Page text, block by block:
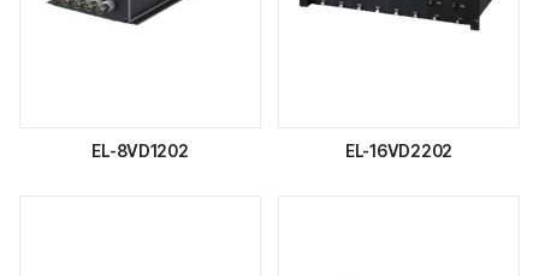
EL-8VD1202 EL-16VD2202